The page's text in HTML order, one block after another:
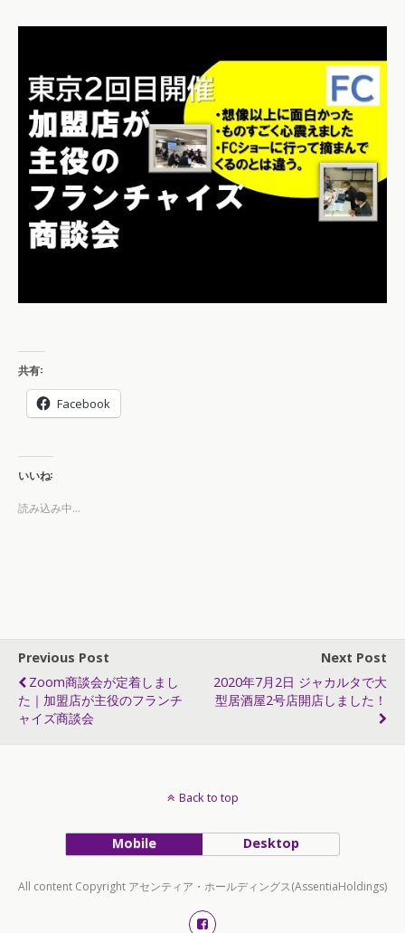
共有:
Facebook
いいね:
読み込み中...
Previous Post
Zoom商談会が定着しまし
た｜加盟店が主役のフランチ
ャイズ商談会
Next Post
2020年7月2日 ジャカルタで大
型居酒屋2号店開店しました！
Back to top
Mobile Desktop
All content Copyright アセンティア・ホールディングス(AssentiaHoldings)